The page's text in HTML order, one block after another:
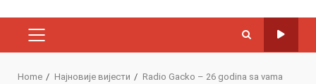
PRIMARY
Home Најновије вијести Radio Gacko – 26 godina sa vama